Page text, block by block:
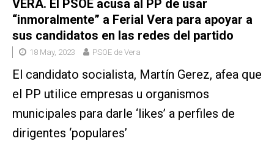
VERA. El PSOE acusa al PP de usar
“inmoralmente” a Ferial Vera para apoyar a
sus candidatos en las redes del partido
18 May, 2023 PSOE de Vera
El candidato socialista, Martín Gerez, afea que
el PP utilice empresas u organismos
municipales para darle ‘likes’ a perfiles de
dirigentes ‘populares’